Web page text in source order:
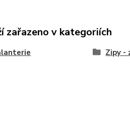
zařazeno v kategoriích
Zipy -